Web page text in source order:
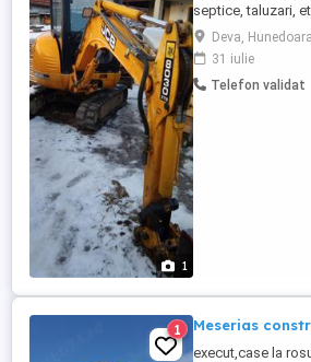
1
septice, taluzari,
Inchirieri de utilaj
Deva, Hunedoara
31 iulie
Telefon validat
1 Meserias
execut,case la